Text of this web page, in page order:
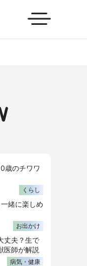
歳のチワワ
くらし
緒に楽しめ
お出かけ
丈夫？生で
医師が解説
病気・健康